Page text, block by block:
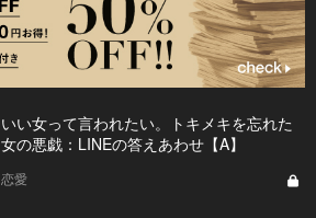
いい女って言われたい。トキメキを忘れた
女の悪戯：LINEの答えあわせ【A】
恋愛